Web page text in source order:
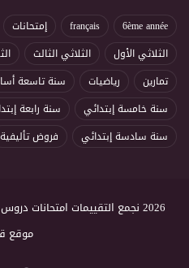
6ème année
français إمتحانات
الثلاثي الأول
الثلاثي الثالث
تمارين
رياضيات سنة تاسعة
سنة خامسة إبتدائي
سنة رابعة
سنة سادسة إبتدائي
فروض تأليفية
2026 نجمع التقييمات امتحانات دروس و تلاخيص لكل المستويات |
موقع